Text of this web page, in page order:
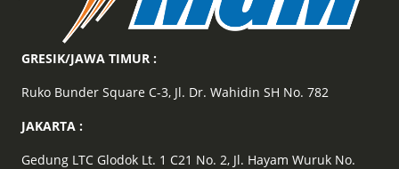
GRESIK/JAWA TIMUR :
Ruko Bunder Square C-3, Jl. Dr. Wahidin SH No. 782
JAKARTA :
Gedung LTC Glodok Lt. 1 C21 No. 2, Jl. Hayam Wuruk No.